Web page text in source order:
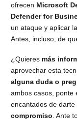
ofrecen Microsoft
Defender for
un ataque y aplicar
Antes, incluso, de
¿Quieres más
aprovechar esta
alguna duda o
ambos casos, ponte
encantados de
compromiso . Ante